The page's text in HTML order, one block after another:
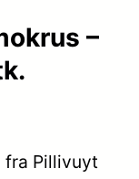
–
fra Pillivuyt